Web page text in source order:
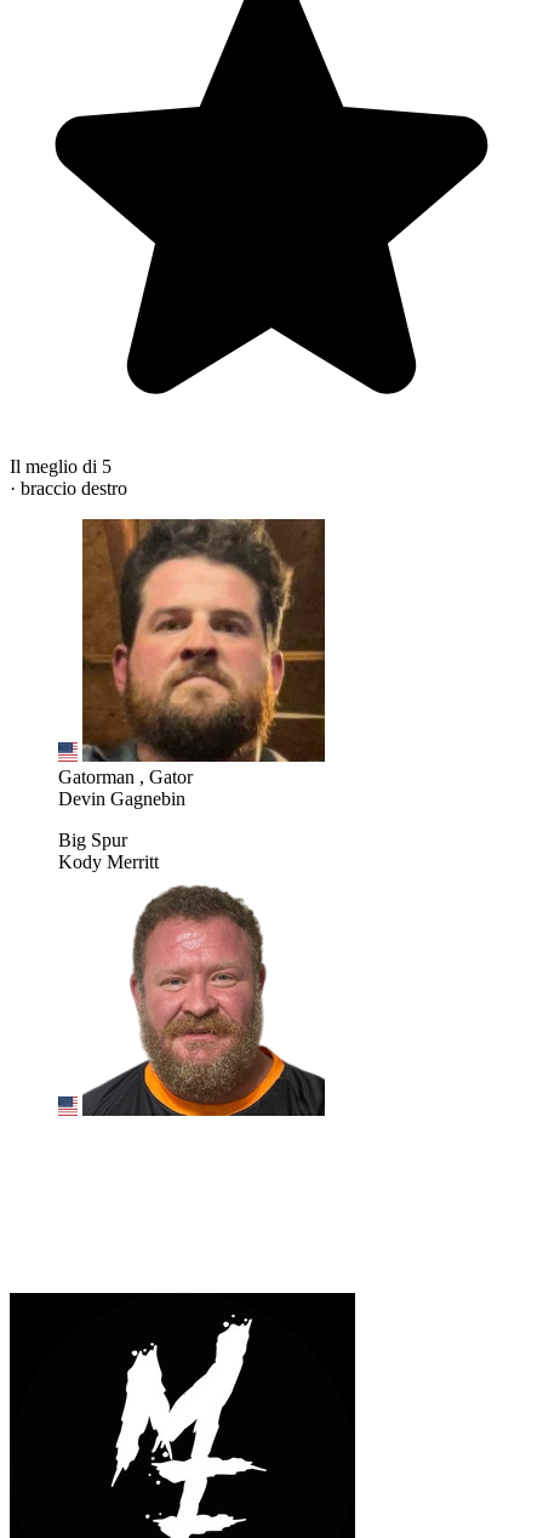
Il meglio di 5
· braccio destro
Gatorman , Gator
Devin Gagnebin
Big Spur
Kody Merritt